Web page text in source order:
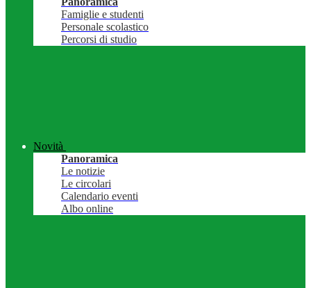
Famiglie e studenti
Personale scolastico
Percorsi di studio
Novità
Panoramica
Le notizie
Le circolari
Calendario eventi
Albo online